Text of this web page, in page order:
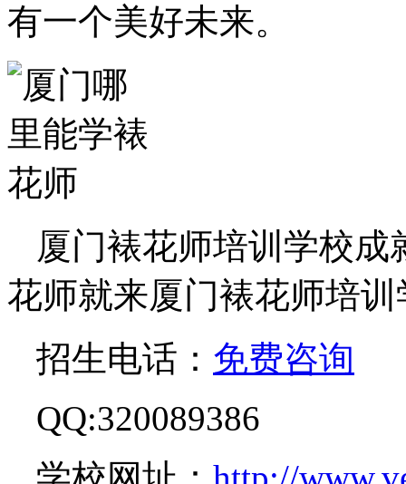
有一个美好未来。
厦门裱花师培训学校
花师就来厦门裱花师培训
招生电话： 免费咨询
QQ:320089386